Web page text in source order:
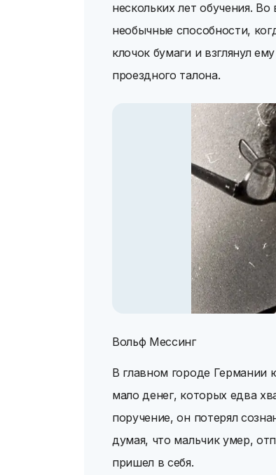
нескольких лет обучения.
необычные способности,
клочок бумаги и взглянул
проездного талона.
Вольф Мессинг
В главном городе Германии
мало денег, которых едва
поручение, он потерял
думая, что мальчик умер,
пришел в себя.